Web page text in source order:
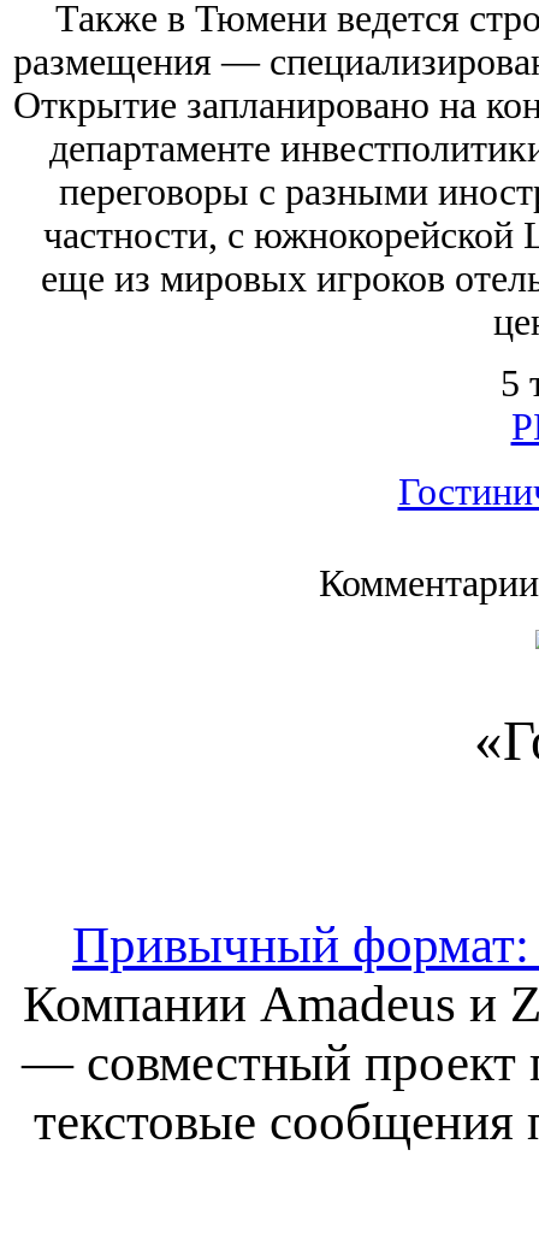
Также в Тюмени ведется
размещения —
Открытие запланировано на
департаменте
переговоры с разными
частности, с южнокорейской
еще из мировых игроков
5
Привычный формат:
Компании Amadeus и
— совместный проект
текстовые